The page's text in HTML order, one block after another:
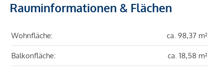
Rauminformationen & Flächen
Wohnfläche: ca. 98,37 m²
Balkonfläche: ca. 18,58 m²